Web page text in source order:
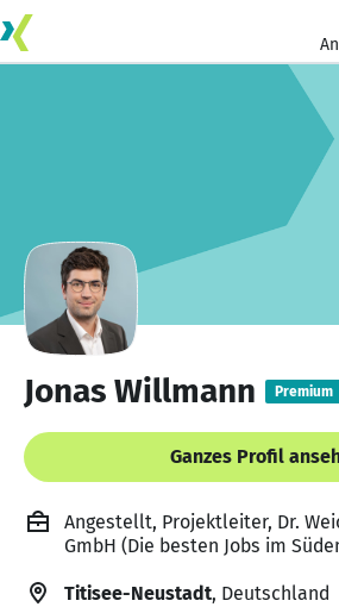
Jonas Willmann Premium
Ganzes Profil
Angestellt, Projektleiter, Dr.
GmbH (Die besten Jobs im
Titisee-Neustadt, Deutschland